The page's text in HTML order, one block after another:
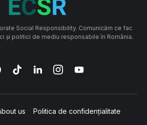
Social Responsibility. Comunicăm ce fac
și politici de mediu responsabile în România.
us Politica de confidențialitate